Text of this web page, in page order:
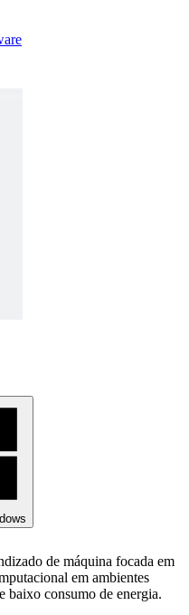
Windows
de máquina focada em
em ambientes
baixo consumo de energia.